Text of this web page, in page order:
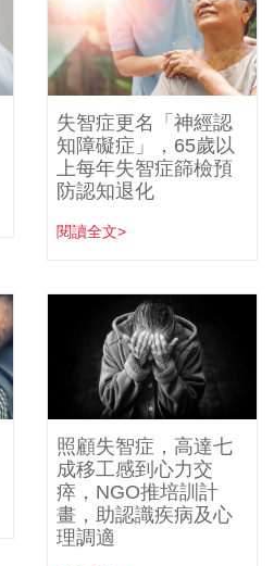
失智症更名「神經認
知障礙症」，65歲以
上每年失智症篩檢預
防認知退化
閱讀全文>
照顧失智症，高達七
成移工感到心力交
瘁，NGO推培訓計
畫，助認識疾病及心
理調適